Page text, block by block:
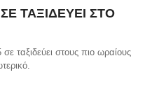
ΤΑΞΙΔΕΥΕΙ ΣΤΟ
ταξιδεύει στους πιο ωραίους